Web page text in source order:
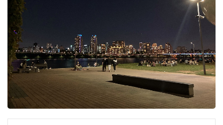
늘 따랐다. 이번 포스트는 해당 고민을 정리한 글이다.